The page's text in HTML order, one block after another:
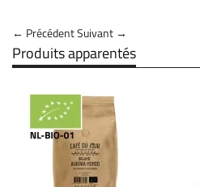
← PrécédentSuivant →
Produits apparentés